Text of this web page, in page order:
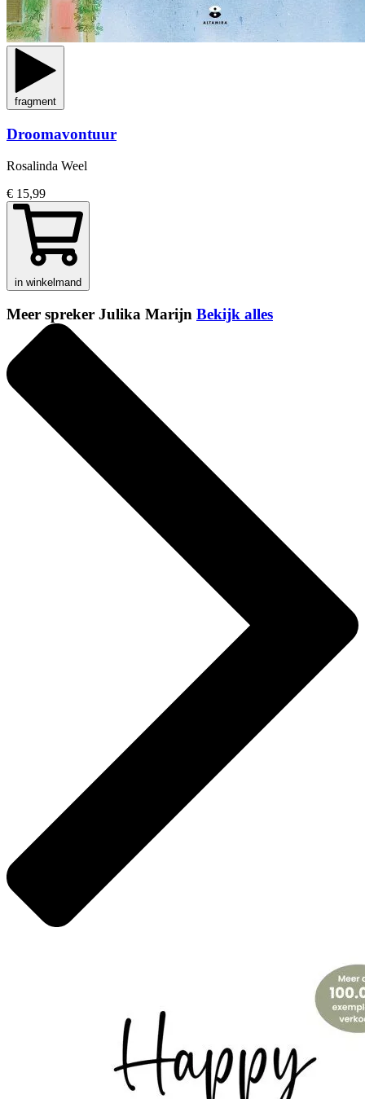
fragment
Droomavontuur
Rosalinda Weel
€ 15,99
in winkelmand
Meer spreker Julika Marijn Bekijk alles